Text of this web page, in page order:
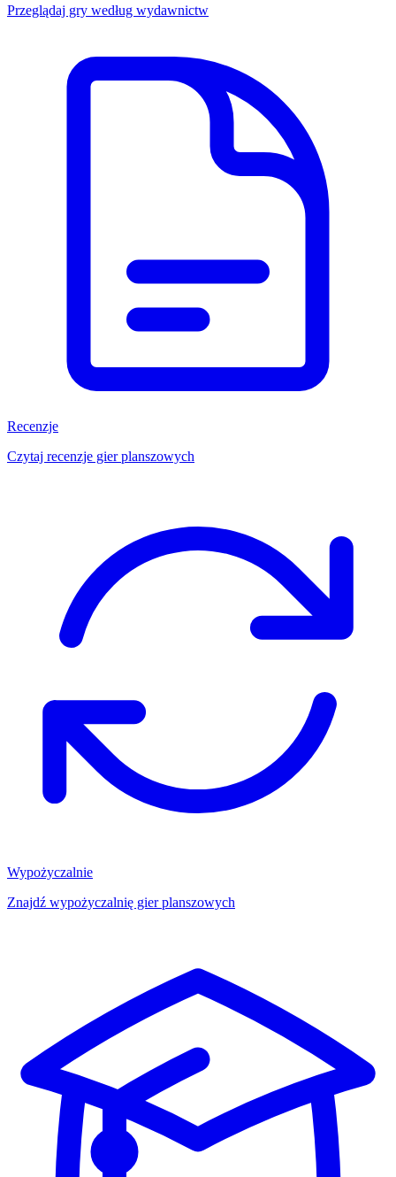
Przeglądaj gry według wydawnictw
Recenzje
Czytaj recenzje gier planszowych
Wypożyczalnie
Znajdź wypożyczalnię gier planszowych